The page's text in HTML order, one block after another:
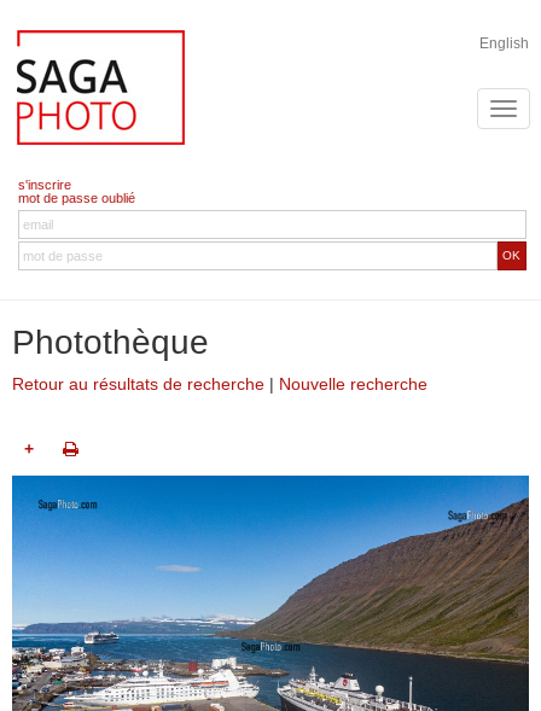
English
s'inscrire
mot de passe oublié
OK
Photothèque
Retour au résultats de recherche | Nouvelle recherche
+